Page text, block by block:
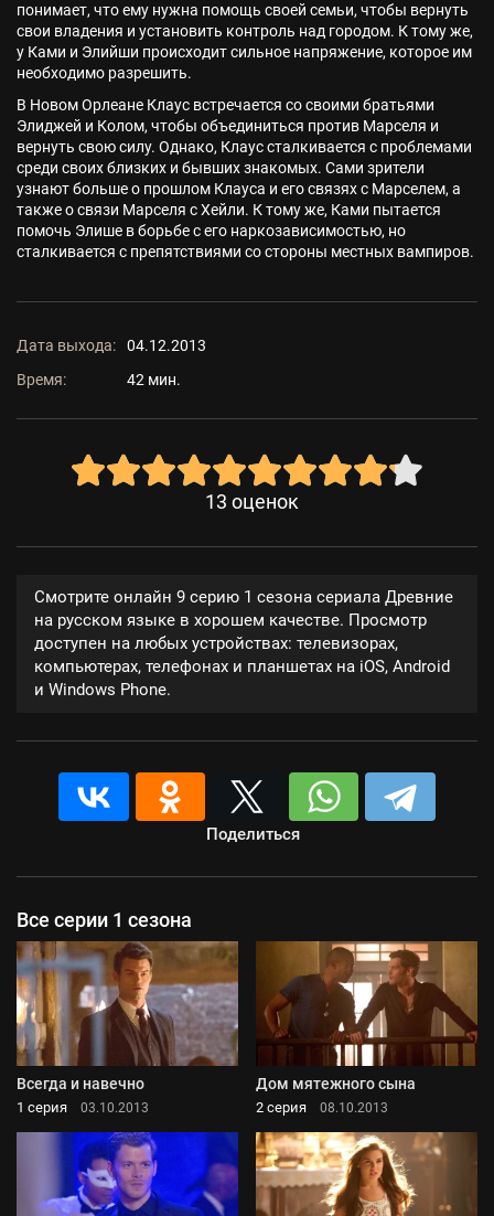
понимает, что ему нужна помощь своей семьи, чтобы вернуть
свои владения и установить контроль над городом. К тому же,
у Ками и Элийши происходит сильное напряжение, которое им
необходимо разрешить.
В Новом Орлеане Клаус встречается со своими братьями
Элиджей и Колом, чтобы объединиться против Марселя и
вернуть свою силу. Однако, Клаус сталкивается с проблемами
среди своих близких и бывших знакомых. Сами зрители
узнают больше о прошлом Клауса и его связях с Марселем, а
также о связи Марселя с Хейли. К тому же, Ками пытается
помочь Элише в борьбе с его наркозависимостью, но
сталкивается с препятствиями со стороны местных вампиров.
Дата выхода:
04.12.2013
Время:
42 мин.
13 оценок
Смотрите онлайн 9 серию 1 сезона сериала Древние
на русском языке в хорошем качестве. Просмотр
доступен на любых устройствах: телевизорах,
компьютерах, телефонах и планшетах на iOS, Android
и Windows Phone.
Поделиться
Все серии 1 сезона
Всегда и навечно
1 серия 03.10.2013
Дом мятежного сына
2 серия 08.10.2013